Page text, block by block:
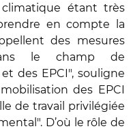
étant très
en compte la
des mesures
le champ de
des EPCI", souligne
des EPCI
de travail privilégiée
D’où le rôle de